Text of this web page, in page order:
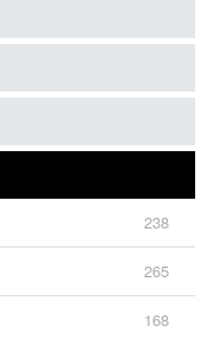
238
265
168